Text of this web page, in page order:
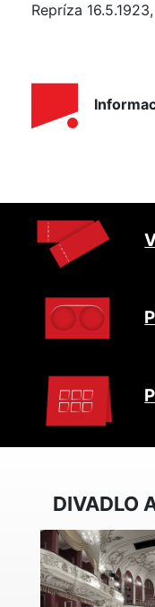
Repríza
DIVADLO